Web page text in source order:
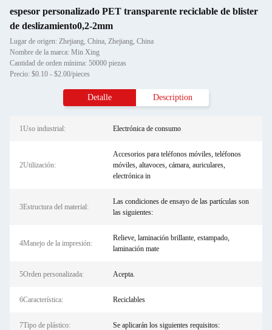
espesor personalizado PET transparente reciclable de blister
de deslizamiento0,2-2mm
Lugar de origen: Zhejiang, China, Zhejiang, China
Nombre de la marca: Min Xing
Cantidad de orden mínima: 50000 piezas
Precio: $0.10 - $2.00/pieces
Detalle Description
1Uso industrial: Electrónica de consumo
2Utilización:
Accesorios para teléfonos móviles, teléfonos
móviles, altavoces, cámara, auriculares,
electrónica in
3Estructura del material:
Las condiciones de ensayo de las partículas son
las siguientes:
4Manejo de la impresión:
Relieve, laminación brillante, estampado,
laminación mate
5Orden personalizada: Acepta.
6Característica: Reciclables
7Tipo de plástico: Se aplicarán los siguientes requisitos: